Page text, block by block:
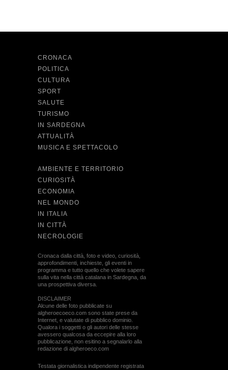
CRONACA
POLITICA
CULTURA
SPORT
SALUTE
TURISMO
IN SARDEGNA
ATTUALITÀ
MUSICA E SPETTACOLO
AMBIENTE E TERRITORIO
CURIOSITÀ
ECONOMIA
NEL MONDO
IN ITALIA
IN CITTÀ
NECROLOGIE
Cronaca dalla città, foto e video, curiosità,
approfondimenti, inchieste, gli eventi in
programma e tutto quello che volete sapere
sulla vita nella città catalana in Sardegna, da
una prospettiva diversa.
DISCLAIMER
Alcune delle foto pubblicate su
algheroecoeco.com sono state prese da
Internet, e valutate di pubblico dominio.
Qualora i soggetti o gli autori delle stesse
avessero qualcosa da eccepire alla loro
pubblicazione, non esitino a segnalarlo alla
redazione di algheroeco.com
Testata giornalistica indipendente registrata